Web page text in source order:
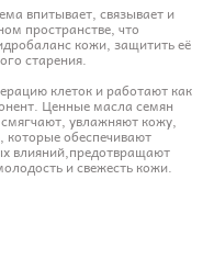
впитывает, связывает и
пространстве, что
кожи, защитить её
старения.
клеток и работают как
Ценные масла семян
увлажняют кожу,
обеспечивают
влияний,предотвращают
и свежесть кожи.